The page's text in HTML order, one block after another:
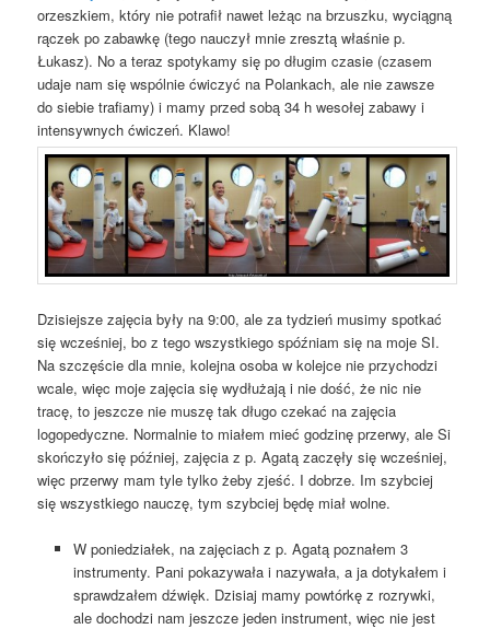
orzeszkiem, który nie potrafił nawet leżąc na brzuszku, wyciągną
rączek po zabawkę (tego nauczył mnie zresztą właśnie p.
Łukasz). No a teraz spotykamy się po długim czasie (czasem
udaje nam się wspólnie ćwiczyć na Polankach, ale nie zawsze
do siebie trafiamy) i mamy przed sobą 34 h wesołej zabawy i
intensywnych ćwiczeń. Klawo!
Dzisiejsze zajęcia były na 9:00, ale za tydzień musimy spotkać
się wcześniej, bo z tego wszystkiego spóźniam się na moje SI.
Na szczęście dla mnie, kolejna osoba w kolejce nie przychodzi
wcale, więc moje zajęcia się wydłużają i nie dość, że nic nie
tracę, to jeszcze nie muszę tak długo czekać na zajęcia
logopedyczne. Normalnie to miałem mieć godzinę przerwy, ale Si
skończyło się później, zajęcia z p. Agatą zaczęły się wcześniej,
więc przerwy mam tyle tylko żeby zjeść. I dobrze. Im szybciej
się wszystkiego nauczę, tym szybciej będę miał wolne.
W poniedziałek, na zajęciach z p. Agatą poznałem 3
instrumenty. Pani pokazywała i nazywała, a ja dotykałem i
sprawdzałem dźwięk. Dzisiaj mamy powtórkę z rozrywki,
ale dochodzi nam jeszcze jeden instrument, więc nie jest